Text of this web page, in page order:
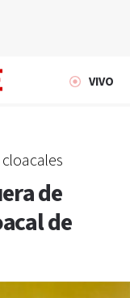
VIVO
de
de